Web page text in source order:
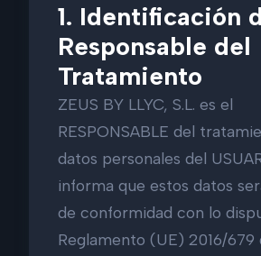
1. Identificación
Responsable del
Tratamiento
ZEUS BY LLYC, S.L. es el
RESPONSABLE del
datos personales del
informa que estos datos
de conformidad con lo
Reglamento (UE) 2016/679